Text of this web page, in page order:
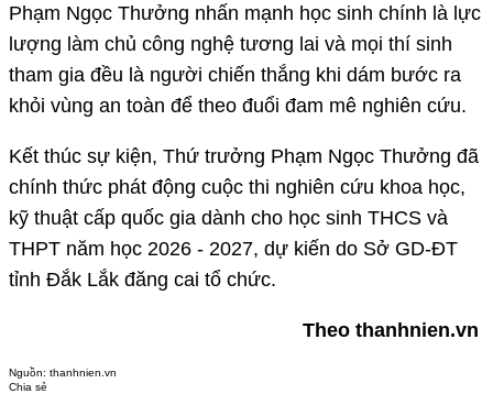
Phạm Ngọc Thưởng nhấn mạnh học sinh chính là lực
lượng làm chủ công nghệ tương lai và mọi thí sinh
tham gia đều là người chiến thắng khi dám bước ra
khỏi vùng an toàn để theo đuổi đam mê nghiên cứu.
Kết thúc sự kiện, Thứ trưởng Phạm Ngọc Thưởng đã
chính thức phát động cuộc thi nghiên cứu khoa học,
kỹ thuật cấp quốc gia dành cho học sinh THCS và
THPT năm học 2026 - 2027, dự kiến do Sở GD-ĐT
tỉnh Đắk Lắk đăng cai tổ chức.
Theo thanhnien.vn
Nguồn: thanhnien.vn
Chia sẻ